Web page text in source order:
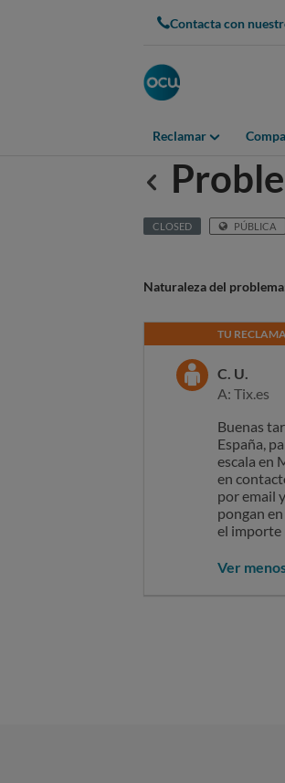
Contacta con
Reclamar
Anterior
CLOSED PÚBLICA
Naturaleza del
TU
C. U.
A: Tix.es
Buenas
España,
escala en
en
por email
pongan
el importe
Ver